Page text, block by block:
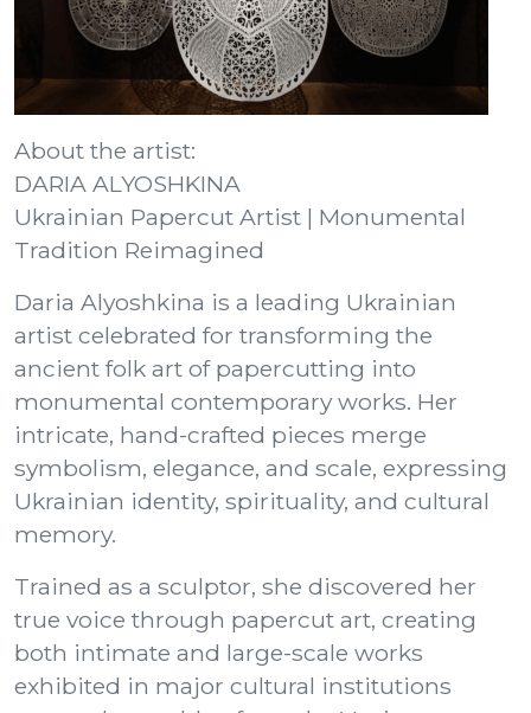
About the artist:
DARIA ALYOSHKINA
Ukrainian Papercut Artist | Monumental
Tradition Reimagined
Daria Alyoshkina is a leading Ukrainian
artist celebrated for transforming the
ancient folk art of papercutting into
monumental contemporary works. Her
intricate, hand-crafted pieces merge
symbolism, elegance, and scale, expressing
Ukrainian identity, spirituality, and cultural
memory.
Trained as a sculptor, she discovered her
true voice through papercut art, creating
both intimate and large-scale works
exhibited in major cultural institutions